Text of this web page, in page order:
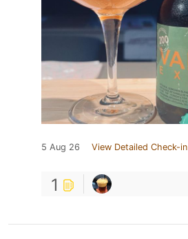
5 Aug 26 View Detailed Check-in
1